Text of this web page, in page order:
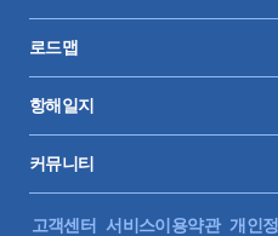
로드맵
항해일지
커뮤니티
고객센터 서비스이용약관 개인